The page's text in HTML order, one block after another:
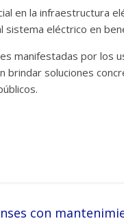
en la infraestructura
sistema eléctrico en
manifestadas por los
soluciones
con